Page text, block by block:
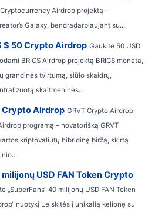
Airdrop projektą –
Galaxy, bendradarbiaujant su...
$ 50 Crypto Airdrop Gaukite 50 USD
BRICS Airdrop projektą BRICS moneta,
grandinės tvirtumą, siūlo skaidrų,
skaitmeninės...
Crypto Airdrop GRVT Crypto Airdrop
programą – novatorišką GRVT
kriptovaliutų hibridinę biržą, skirtą
USD FAN Token Crypto
„SuperFans“ 40 milijonų USD FAN Token
nuotykį Leiskitės į unikalią kelionę su